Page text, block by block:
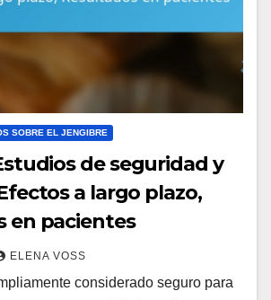
SOBRE EL JENGIBRE
de seguridad y
a largo plazo,
en pacientes
ELENA VOSS
considerado seguro para